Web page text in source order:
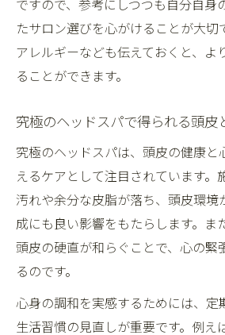
ですので、参考にしつつも自分自身
たサロン選びを心がけることが大切
アレルギーなども伝えておくと、よ
ることができます。
究極のヘッドスパで得られる頭皮
究極のヘッドスパは、頭皮の健康と
えるケアとして注目されています。
汚れや余分な皮脂が落ち、頭皮環境
成にも良い影響をもたらします。ま
頭皮の硬直が和らぐことで、心の緊
るのです。
心身の調和を実感するためには、定
生活習慣の見直しが重要です。例え